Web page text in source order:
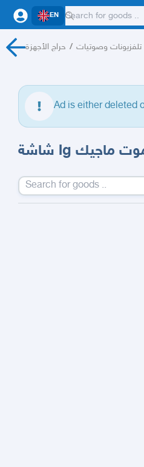
EN
حراج الأجهزة / تلفزيونات وصوتيات
Ad is either deleted